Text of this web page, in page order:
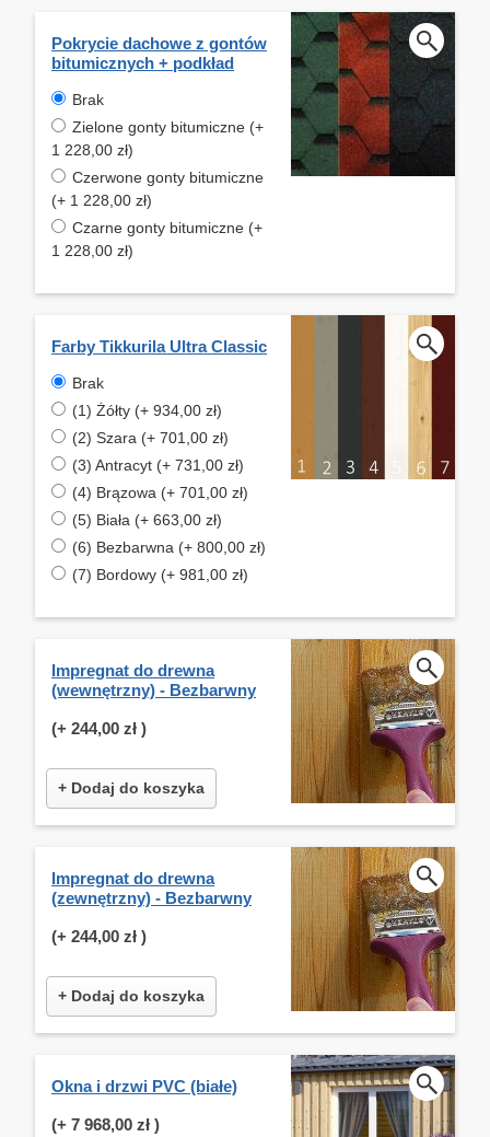
Pokrycie dachowe z gontów
bitumicznych + podkład
Brak
Zielone gonty bitumiczne (+
1 228,00 zł)
Czerwone gonty bitumiczne
(+ 1 228,00 zł)
Czarne gonty bitumiczne (+
1 228,00 zł)
Farby Tikkurila Ultra Classic
Brak
(1) Żółty (+ 934,00 zł)
(2) Szara (+ 701,00 zł)
(3) Antracyt (+ 731,00 zł)
(4) Brązowa (+ 701,00 zł)
(5) Biała (+ 663,00 zł)
(6) Bezbarwna (+ 800,00 zł)
(7) Bordowy (+ 981,00 zł)
Impregnat do drewna
(wewnętrzny) - Bezbarwny
(+ 244,00 zł )
+ Dodaj do koszyka
Impregnat do drewna
(zewnętrzny) - Bezbarwny
(+ 244,00 zł )
+ Dodaj do koszyka
Okna i drzwi PVC (białe)
(+ 7 968,00 zł )